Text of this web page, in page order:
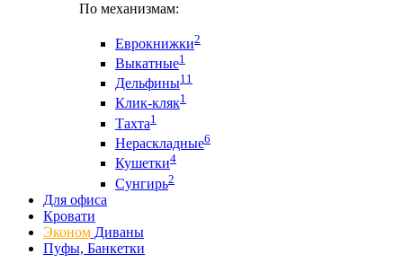
По механизмам:
Еврокнижки2
Выкатные1
Дельфины11
Клик-кляк1
Тахта1
Нераскладные6
Кушетки4
Сунгирь2
Для офиса
Кровати
Эконом Диваны
Пуфы, Банкетки